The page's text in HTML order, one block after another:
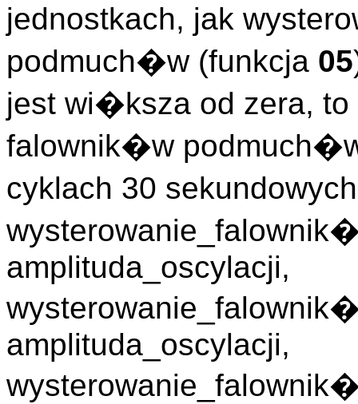
jednostkach, jak
podmuch�w (funkcja 05
jest wi�ksza od zera, to
falownik�w
cyklach 30
amplituda_oscylacji,
amplituda_oscylacji,